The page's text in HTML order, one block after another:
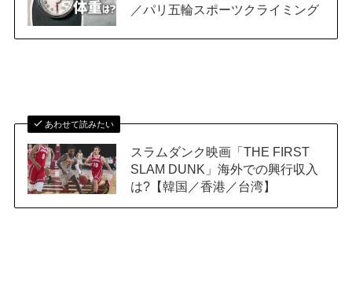
／パリ五輪スポーツクライミング
あわせて読みたい
スラムダンク映画「THE FIRST
SLAM DUNK」海外での興行収入
は?【韓国／香港／台湾】